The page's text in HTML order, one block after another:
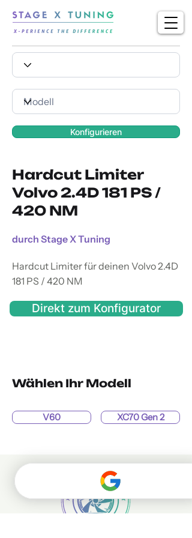
Konfigurieren
Hardcut Limiter
Volvo 2.4D 181 PS /
420 NM
durch Stage X Tuning
Hardcut Limiter für deinen Volvo 2.4D
181 PS / 420 NM
Direkt zum Konfigurator
Wählen Ihr Modell
V60 XC70 Gen 2